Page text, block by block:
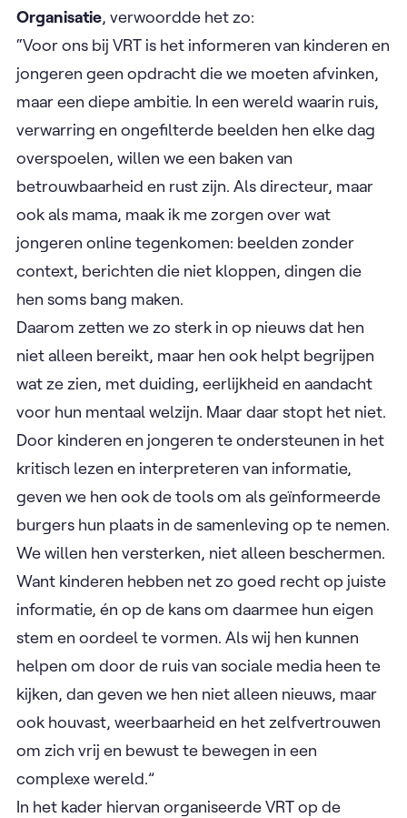
Organisatie, verwoordde het zo:
“Voor ons bij VRT is het informeren van kinderen en
jongeren geen opdracht die we moeten afvinken,
maar een diepe ambitie. In een wereld waarin ruis,
verwarring en ongefilterde beelden hen elke dag
overspoelen, willen we een baken van
betrouwbaarheid en rust zijn. Als directeur, maar
ook als mama, maak ik me zorgen over wat
jongeren online tegenkomen: beelden zonder
context, berichten die niet kloppen, dingen die
hen soms bang maken.
Daarom zetten we zo sterk in op nieuws dat hen
niet alleen bereikt, maar hen ook helpt begrijpen
wat ze zien, met duiding, eerlijkheid en aandacht
voor hun mentaal welzijn. Maar daar stopt het niet.
Door kinderen en jongeren te ondersteunen in het
kritisch lezen en interpreteren van informatie,
geven we hen ook de tools om als geïnformeerde
burgers hun plaats in de samenleving op te nemen.
We willen hen versterken, niet alleen beschermen.
Want kinderen hebben net zo goed recht op juiste
informatie, én op de kans om daarmee hun eigen
stem en oordeel te vormen. Als wij hen kunnen
helpen om door de ruis van sociale media heen te
kijken, dan geven we hen niet alleen nieuws, maar
ook houvast, weerbaarheid en het zelfvertrouwen
om zich vrij en bewust te bewegen in een
complexe wereld.”
In het kader hiervan organiseerde VRT op de